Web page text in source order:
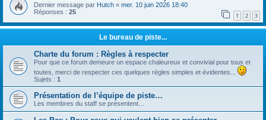
Dernier message par Hutch « mer. 10 juin 2026 18:40
Réponses : 25 1 2 3
Le bureau de piste...
Charte du forum : Règles à respecter
Pour que ce forum demeure un espace chaleureux et convivial pour tous et
toutes, merci de respecter ces quelques règles simples et évidentes...
Sujets : 1
Présentation de l’équipe de piste…
Les membres du staff se présentent…